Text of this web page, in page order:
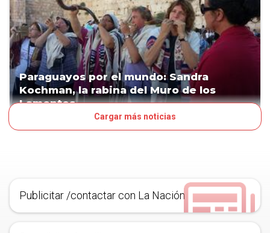
Paraguayos por el mundo: Sandra
Kochman, la rabina del Muro de los
Lamentos
Cargar más noticias
Publicitar /contactar con La Nación